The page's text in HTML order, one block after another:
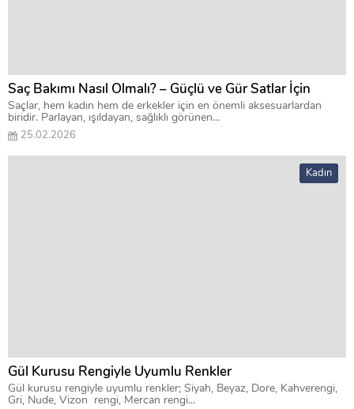
Saç Bakımı Nasıl Olmalı? – Güçlü ve Gür Satlar İçin
Saçlar, hem kadın hem de erkekler için en önemli aksesuarlardan
biridir. Parlayan, ışıldayan, sağlıklı görünen...
25.02.2026
Kadın
Gül Kurusu Rengiyle Uyumlu Renkler
Gül kurusu rengiyle uyumlu renkler; Siyah, Beyaz, Dore, Kahverengi,
Gri, Nude, Vizon rengi, Mercan rengi...